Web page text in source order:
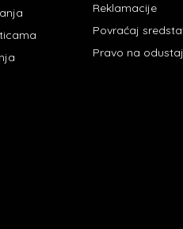
Reklamacije
Povraćaj
Pravo na